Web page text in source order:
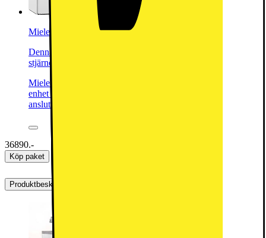
Miele frysskåp FNS 4782DN (vit)
Denna produkt har blivit bedömd som 4.5 av 5 möjliga
stjärnor.
Miele Upright Freezer FNS 4782 DN: En elegant, fristående
enhet med NoFrost-teknik, snabb frysning och Wi-Fi-
anslutning för maximal konservering av mat.
36890.-
Köp paket
Produktbeskrivning